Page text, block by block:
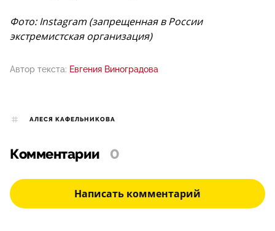
Фото: Instagram (запрещенная в России
экстремистская организация)
Автор текста: Евгения Виноградова
АЛЕСЯ КАФЕЛЬНИКОВА
Комментарии 0
Написать комментарий